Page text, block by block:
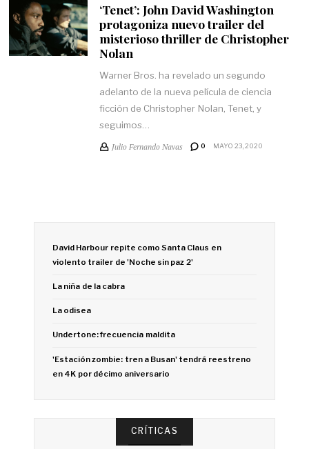
‘Tenet’: John David Washington
protagoniza nuevo trailer del
misterioso thriller de Christopher
Nolan
Warner Bros. ha revelado un segundo
adelanto de la nueva película de ciencia
ficción de Christopher Nolan, Tenet, y
seguimos…
Julio Fernando Navas 0 MAYO 23, 2020
David Harbour repite como Santa Claus en
violento trailer de 'Noche sin paz 2'
La niña de la cabra
La odisea
Undertone: frecuencia maldita
'Estación zombie: tren a Busan' tendrá reestreno
en 4K por décimo aniversario
CRÍTICAS